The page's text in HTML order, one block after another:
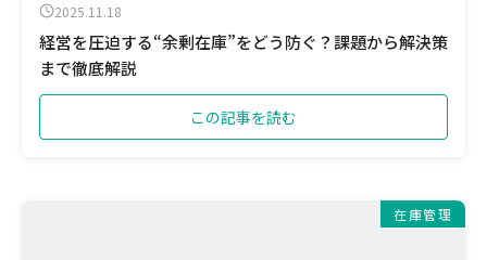
2025.11.18
経営を圧迫する“余剰在庫”をどう防ぐ？課題から解決策
まで徹底解説
この記事を読む
在庫管理